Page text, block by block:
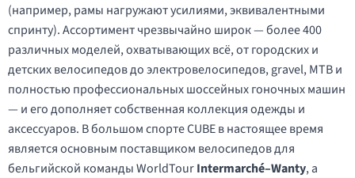
(например, рамы нагружают усилиями, эквивалентными
спринту). Ассортимент чрезвычайно широк — более 400
различных моделей, охватывающих всё, от городских и
детских велосипедов до электровелосипедов, gravel, MTB и
полностью профессиональных шоссейных гоночных машин
— и его дополняет собственная коллекция одежды и
аксессуаров. В большом спорте CUBE в настоящее время
является основным поставщиком велосипедов для
бельгийской команды WorldTourIntermarché–Wanty, а